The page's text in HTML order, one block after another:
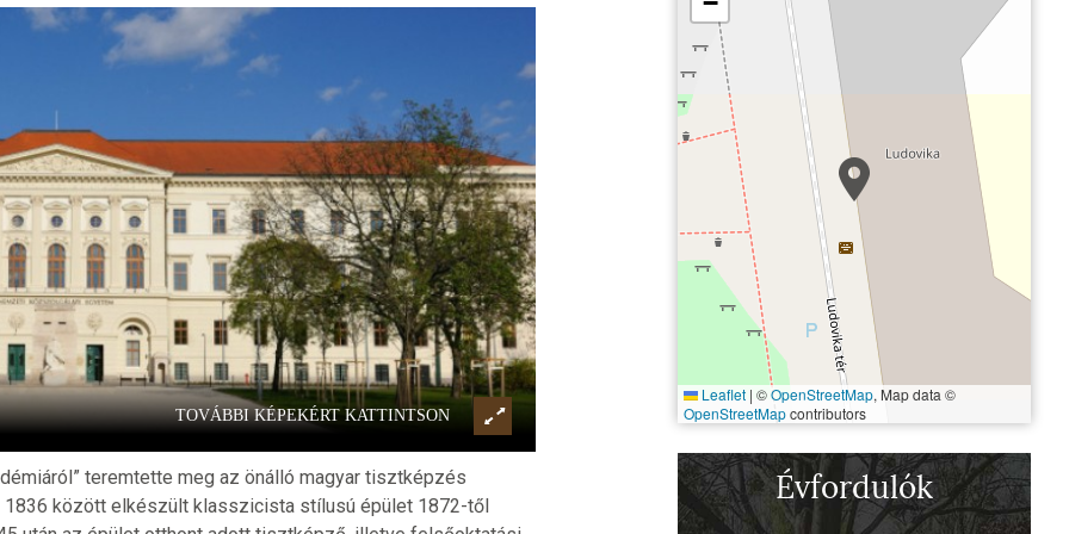
TOVÁBBI KÉPEKÉRT KATTINTSON
Ludovika Akadémia
teremtette meg az önálló magyar tisztképzés
között elkészült klasszicista stílusú épület 1872-től
Leaflet | ©OpenStreetMap, Map data ©
OpenStreetMapcontributors
Évfordulók